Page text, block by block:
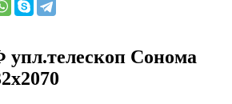
Сонома